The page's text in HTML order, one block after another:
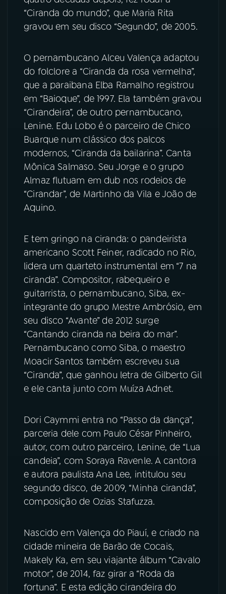
ACOMPANHE A RÁDIO MEC
YouTube Facebook
Instagram X
TikTok
“Ciranda do mundo”, que Maria Rita
gravou em seu disco “Segundo”, de 2005.
O pernambucano Alceu Valença adaptou
do folclore a “Ciranda da rosa vermelha”,
que a paraibana Elba Ramalho registrou
em “Baioque”, de 1997. Ela também gravou
“Cirandeira”, de outro pernambucano,
Lenine. Edu Lobo é o parceiro de Chico
Buarque num clássico dos palcos
modernos, “Ciranda da bailarina”. Canta
Mônica Salmaso. Seu Jorge e o grupo
Almaz flutuam em dub nos rodeios de
“Cirandar”, de Martinho da Vila e João de
Aquino.
E tem gringo na ciranda: o pandeirista
americano Scott Feiner, radicado no Rio,
lidera um quarteto instrumental em “7 na
ciranda”. Compositor, rabequeiro e
guitarrista, o pernambucano, Siba, ex-
integrante do grupo Mestre Ambrósio, em
seu disco “Avante” de 2012 surge
“Cantando ciranda na beira do mar”.
Pernambucano como Siba, o maestro
Moacir Santos também escreveu sua
“Ciranda”, que ganhou letra de Gilberto Gil
e ele canta junto com Muíza Adnet.
Dori Caymmi entra no “Passo da dança”,
parceria dele com Paulo César Pinheiro,
autor, com outro parceiro, Lenine, de “Lua
candeia”, com Soraya Ravenle. A cantora
e autora paulista Ana Lee, intitulou seu
segundo disco, de 2009, “Minha ciranda”,
composição de Ozias Stafuzza.
Nascido em Valença do Piauí, e criado na
cidade mineira de Barão de Cocais,
Makely Ka, em seu viajante álbum “Cavalo
motor”, de 2014, faz girar a “Roda da
fortuna”. E esta edição cirandeira do